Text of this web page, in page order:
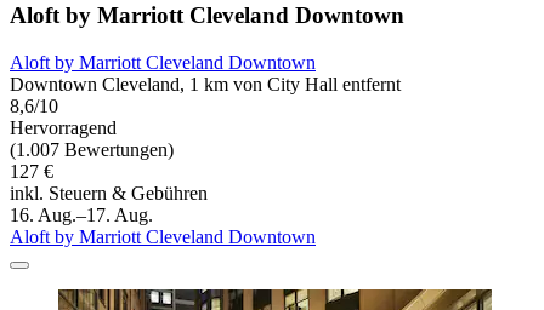
Aloft by Marriott Cleveland Downtown
Aloft by Marriott Cleveland Downtown
Downtown Cleveland, 1 km von City Hall entfernt
8,6/10
Hervorragend
(1.007 Bewertungen)
127 €
inkl. Steuern & Gebühren
16. Aug.–17. Aug.
Aloft by Marriott Cleveland Downtown